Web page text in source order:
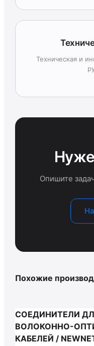
Техническая и
Опишите
Похожие
СОЕДИНИТЕЛИ
ВОЛОКОННО-
КАБЕЛЕЙ /